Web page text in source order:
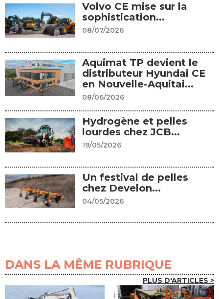
Volvo CE mise sur la
sophistication...
08/07/2026
Aquimat TP devient le
distributeur Hyundai CE
en Nouvelle-Aquitai...
08/06/2026
Hydrogène et pelles
lourdes chez JCB...
19/05/2026
Un festival de pelles
chez Develon...
04/05/2026
DANS LA MÊME RUBRIQUE
PLUS D'ARTICLES >